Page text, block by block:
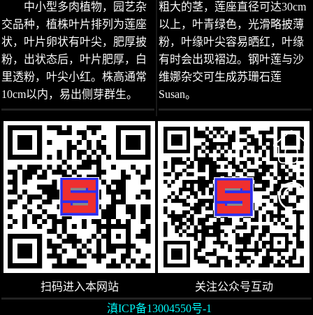
中小型多肉植物，园艺杂
交品种，植株叶片排列为莲座
状，叶片卵状有叶尖，肥厚披
粉，出状态后，叶片肥厚，白
里透粉，叶尖小红。株高通常
10cm以内，易出侧芽群生。
粗大的茎，莲座直径可达30cm
以上，叶青绿色，光滑略披薄
粉，叶缘叶尖容易晒红，叶缘
有时会出现褶边。钢叶莲与沙
维娜杂交可生成苏珊石莲
Susan。
扫码进入本网站
关注公众号互动
滇ICP备13004550号-1